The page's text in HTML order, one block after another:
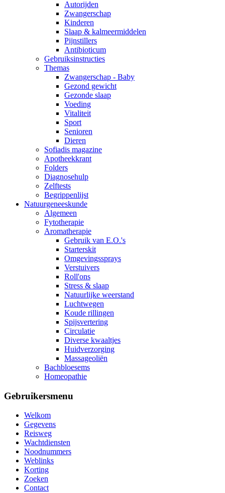
Autorijden
Zwangerschap
Kinderen
Slaap & kalmeermiddelen
Pijnstillers
Antibioticum
Gebruiksinstructies
Themas
Zwangerschap - Baby
Gezond gewicht
Gezonde slaap
Voeding
Vitaliteit
Sport
Senioren
Dieren
Sofiadis magazine
Apotheekkrant
Folders
Diagnosehulp
Zelftests
Begrippenlijst
Natuurgeneeskunde
Algemeen
Fytotherapie
Aromatherapie
Gebruik van E.O.'s
Starterskit
Omgevingssprays
Verstuivers
Roll'ons
Stress & slaap
Natuurlijke weerstand
Luchtwegen
Koude rillingen
Spijsvertering
Circulatie
Diverse kwaaltjes
Huidverzorging
Massageoliën
Bachbloesems
Homeopathie
Gebruikersmenu
Welkom
Gegevens
Reisweg
Wachtdiensten
Noodnummers
Weblinks
Korting
Zoeken
Contact